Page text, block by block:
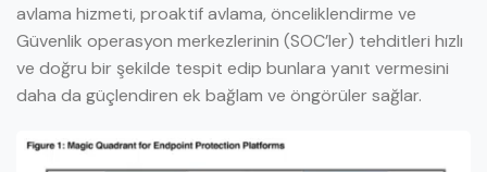
avlama hizmeti, proaktif avlama, önceliklendirme ve
Güvenlik operasyon merkezlerinin (SOC’ler) tehditleri hızlı
ve doğru bir şekilde tespit edip bunlara yanıt vermesini
daha da güçlendiren ek bağlam ve öngörüler sağlar.